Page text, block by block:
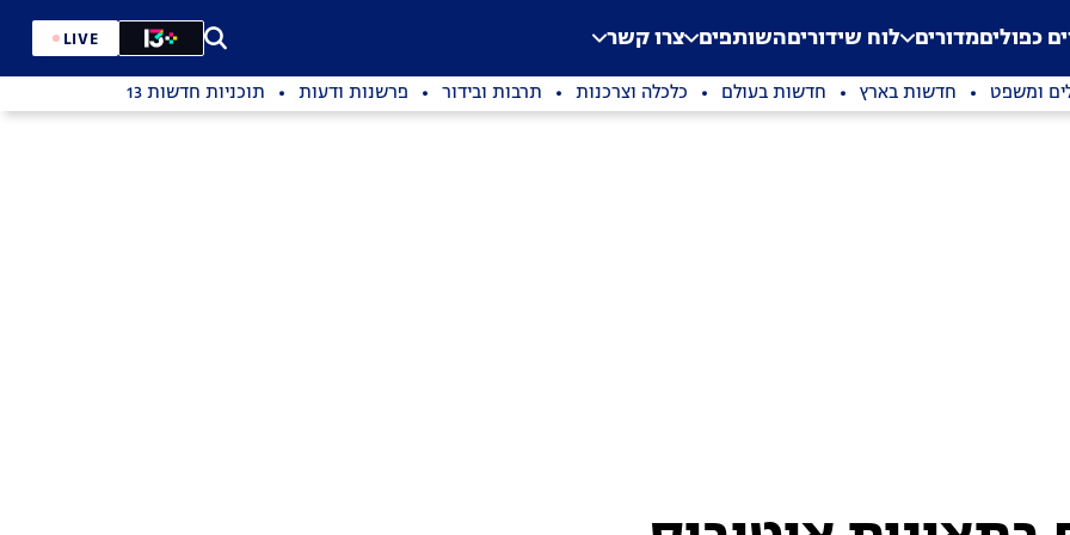
Application error: a
. כפוליםמדורים לוח שידוריםהשותפים צרו קשר LIVE
ומשפט חדשות בארץ חדשות בעולם כלכלה וצרכנות תרבות ובידור פרשנות ודעות תוכניות חדשות 13